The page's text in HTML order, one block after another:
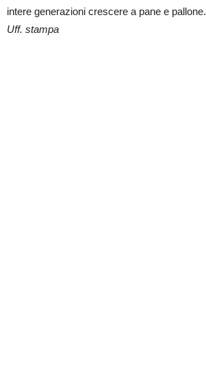
intere generazioni crescere a pane e pallone.
Uff. stampa